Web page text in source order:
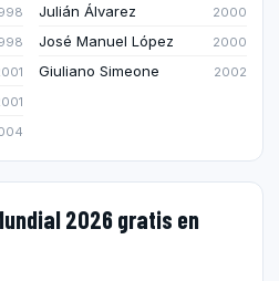
Julián Álvarez 2000
José Manuel López 2000
Giuliano Simeone 2002
2026 gratis en